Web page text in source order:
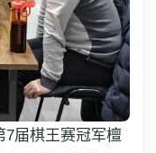
7届棋王赛冠军檀